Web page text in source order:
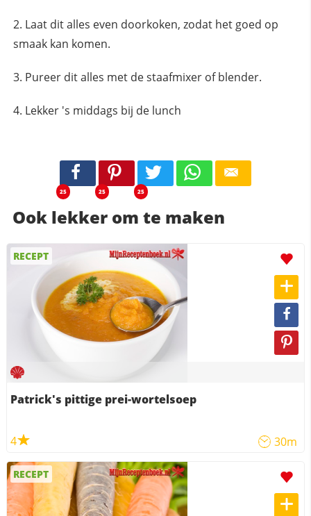
Laat dit alles even doorkoken, zodat het goed op
smaak kan komen.
Pureer dit alles met de staafmixer of blender.
Lekker 's middags bij de lunch
25 25 25
Ook lekker om te maken
RECEPT
Patrick's pittige prei-wortelsoep
4 30m
RECEPT